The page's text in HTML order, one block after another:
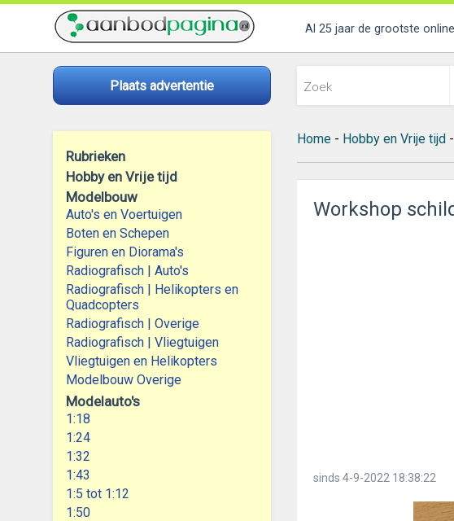
Al 25 jaar de grootste
Plaats advertentie
Rubrieken
Hobby en Vrije tijd
Modelbouw
Auto's en Voertuigen
Boten en Schepen
Figuren en Diorama's
Radiografisch | Auto's
Radiografisch | Helikopters en
Quadcopters
Radiografisch | Overige
Radiografisch | Vliegtuigen
Vliegtuigen en Helikopters
Modelbouw Overige
Modelauto's
1:18
1:24
1:32
1:43
1:5 tot 1:12
1:50
Home- Hobby en Vrije tijd-
Workshop
sinds 4-9-2022 18:38:22